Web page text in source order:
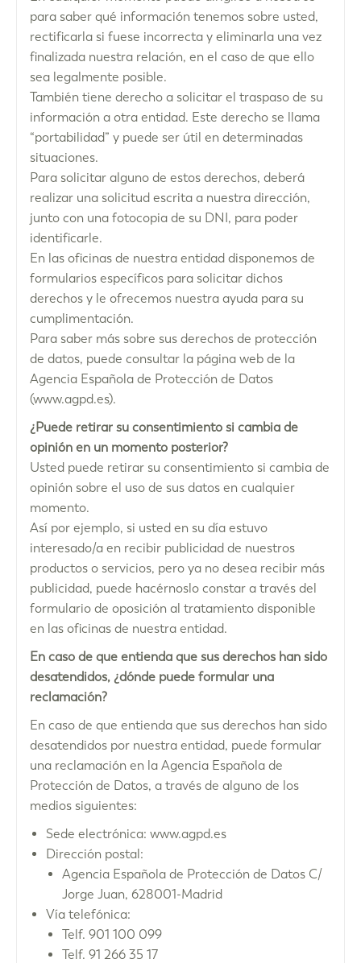
para saber qué información tenemos sobre usted,
rectificarla si fuese incorrecta y eliminarla una vez
finalizada nuestra relación, en el caso de que ello
sea legalmente posible.
También tiene derecho a solicitar el traspaso de su
información a otra entidad. Este derecho se llama
“portabilidad” y puede ser útil en determinadas
situaciones.
Para solicitar alguno de estos derechos, deberá
realizar una solicitud escrita a nuestra dirección,
junto con una fotocopia de su DNI, para poder
identificarle.
En las oficinas de nuestra entidad disponemos de
formularios específicos para solicitar dichos
derechos y le ofrecemos nuestra ayuda para su
cumplimentación.
Para saber más sobre sus derechos de protección
de datos, puede consultar la página web de la
Agencia Española de Protección de Datos
(www.agpd.es).
¿Puede retirar su consentimiento si cambia de
opinión en un momento posterior?
Usted puede retirar su consentimiento si cambia de
opinión sobre el uso de sus datos en cualquier
momento.
Así por ejemplo, si usted en su día estuvo
interesado/a en recibir publicidad de nuestros
productos o servicios, pero ya no desea recibir más
publicidad, puede hacérnoslo constar a través del
formulario de oposición al tratamiento disponible
en las oficinas de nuestra entidad.
En caso de que entienda que sus derechos han sido
desatendidos, ¿dónde puede formular una
reclamación?
En caso de que entienda que sus derechos han sido
desatendidos por nuestra entidad, puede formular
una reclamación en la Agencia Española de
Protección de Datos, a través de alguno de los
medios siguientes:
Sede electrónica: www.agpd.es
Dirección postal:
Agencia Española de Protección de Datos C/
Jorge Juan, 628001-Madrid
Vía telefónica:
Telf. 901 100 099
Telf. 91 266 35 17